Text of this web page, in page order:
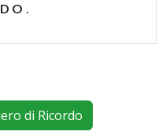
.
di Ricordo